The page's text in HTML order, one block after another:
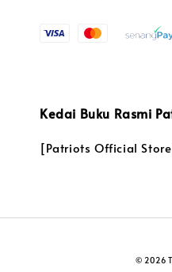
Kedai Buku Rasmi
[Patriots Official
© 2026